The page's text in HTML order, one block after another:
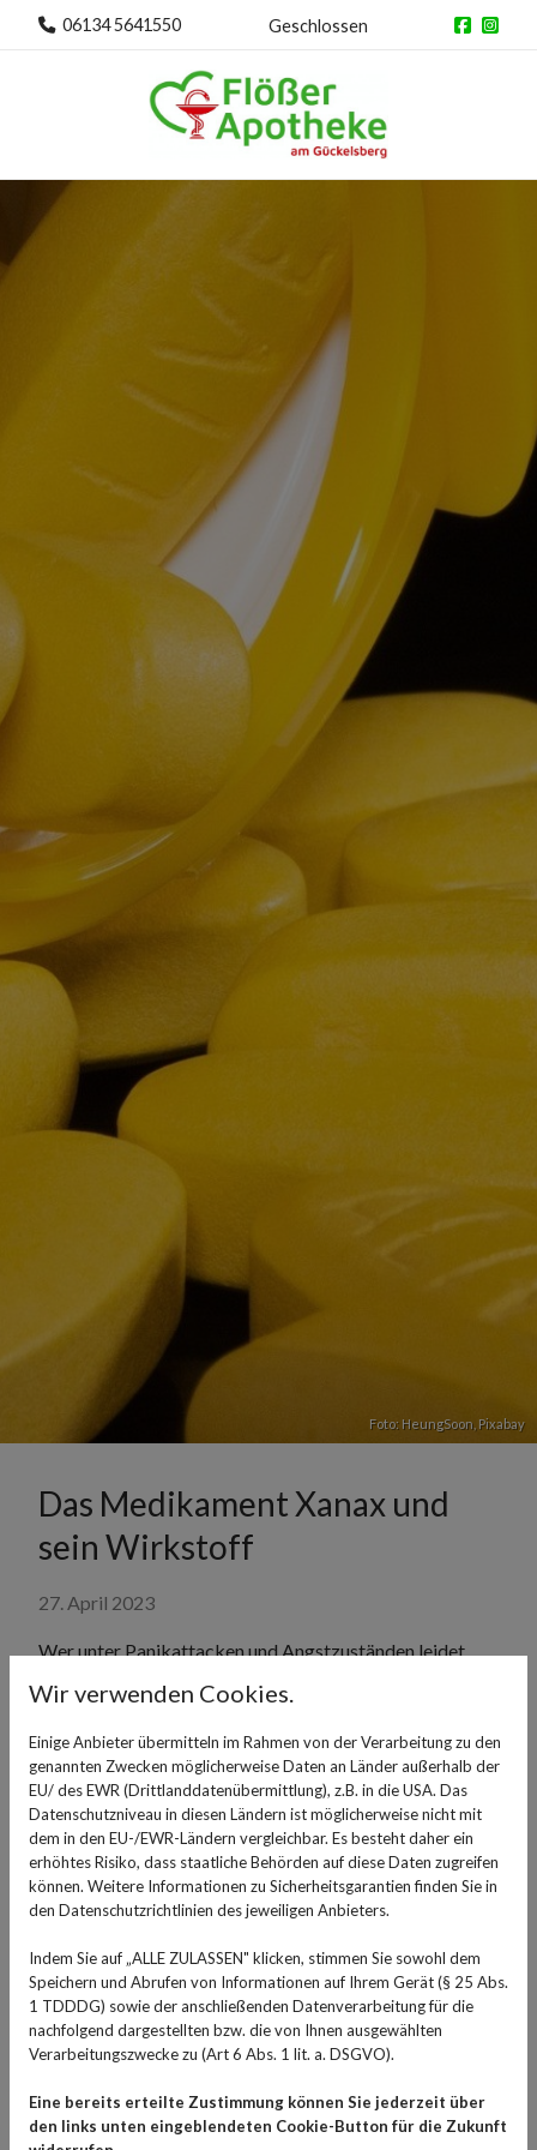
06134 5641550 Geschlossen
Foto: HeungSoon, Pixabay
Das Medikament Xanax und
sein Wirkstoff
27. April 2023
Wer unter Panikattacken und Angstzuständen leidet,
verschrieben, dessen Wirkstoff Alprazolam ist. Bekannt
sind solche Medikamente unter dem Namen Xanax oder
in Deutschland auch Tafil.
Alprazolam ist ein Wirkstoff, der zur Gruppe der
Benzodiazepine gehört. Es wird zur Behandlung von
Angststörungen, Panikattacken, bei Schlafstörungen
und als Muskelrelaxans eingesetzt. Alprazolam wirkt
Nervensystem wirkt und die Wirkung des
Neurotransmitters GABA im Gehirn verstärkt. GABA
(Gamma-Aminobuttersäure) ist ein wichtiger
Neurotransmitter im zentralen Nervensystem. Er hemmt
Erregbarkeit des Gehirns. GABA spielt eine wichtige
Wir verwenden Cookies.
Einige Anbieter übermitteln im Rahmen von der Verarbeitung zu den
genannten Zwecken möglicherweise Daten an Länder außerhalb der
EU/ des EWR (Drittlanddatenübermittlung), z.B. in die USA. Das
Datenschutzniveau in diesen Ländern ist möglicherweise nicht mit
dem in den EU-/EWR-Ländern vergleichbar. Es besteht daher ein
erhöhtes Risiko, dass staatliche Behörden auf diese Daten zugreifen
können. Weitere Informationen zu Sicherheitsgarantien finden Sie in
den Datenschutzrichtlinien des jeweiligen Anbieters.
Indem Sie auf „ALLE ZULASSEN" klicken, stimmen Sie sowohl dem
Speichern und Abrufen von Informationen auf Ihrem Gerät (§ 25 Abs.
1 TDDDG) sowie der anschließenden Datenverarbeitung für die
nachfolgend dargestellten bzw. die von Ihnen ausgewählten
Verarbeitungszwecke zu (Art 6 Abs. 1 lit. a. DSGVO).
Eine bereits erteilte Zustimmung können Sie jederzeit über
den links unten eingeblendeten Cookie-Button für die Zukunft